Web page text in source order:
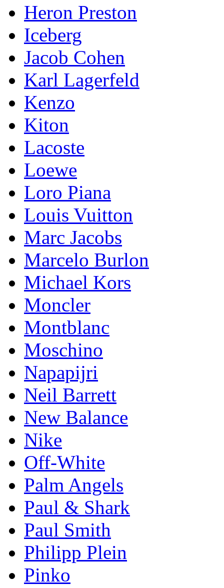
Heron Preston
Iceberg
Jacob Cohen
Karl Lagerfeld
Kenzo
Kiton
Lacoste
Loewe
Loro Piana
Lоuis Vuittоn
Marc Jacobs
Marcelo Burlon
Michael Kors
Mоnсlеr
Montblanc
Moschino
Napapijri
Neil Barrett
New Balance
Nike
Off-White
Palm Angels
Paul & Shark
Paul Smith
Philipp Plein
Pinkо